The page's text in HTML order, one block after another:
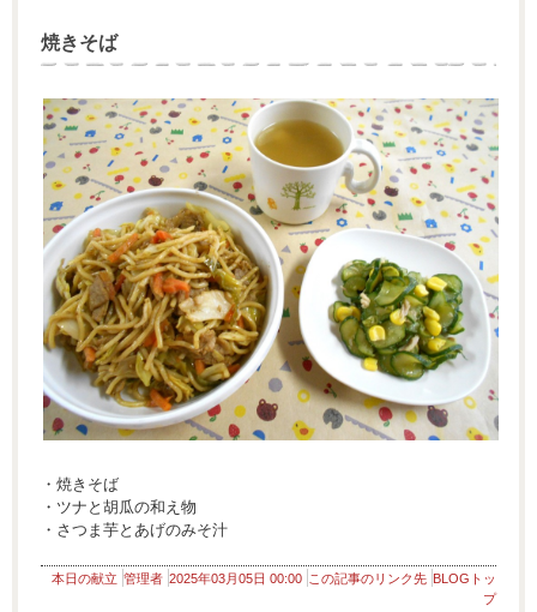
焼きそば
・焼きそば
・ツナと胡瓜の和え物
・さつま芋とあげのみそ汁
本日の献立 管理者 2025年03月05日 00:00 この記事のリンク先 BLOGトッ
プ